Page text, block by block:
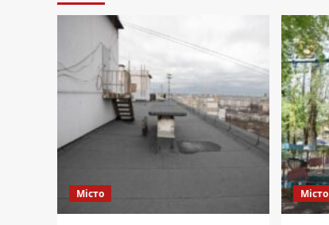
Місто Місто